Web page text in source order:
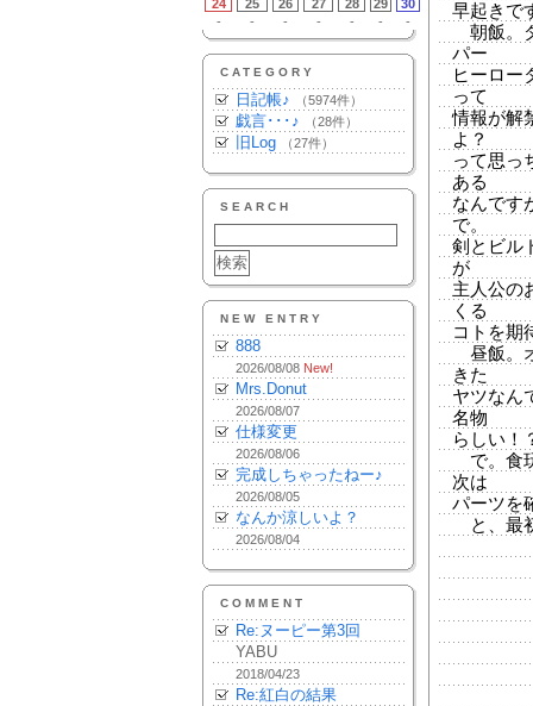
24
25 26 27 28 29
30
-
- - - - - -
CATEGORY
日記帳♪ （5974件）
戯言･･･♪ （28件）
旧Log （27件）
SEARCH
NEW ENTRY
888
2026/08/08 New!
Mrs.Donut
2026/08/07
仕様変更
2026/08/06
完成しちゃったねー♪
2026/08/05
なんか涼しいよ？
2026/08/04
COMMENT
Re:ヌーピー第3回
YABU
2018/04/23
Re:紅白の結果
早起きで
朝飯。
パー
ヒーロー
って
情報が解
よ？
って思っ
ある
なんです
で。
剣とビル
が
主人公の
くる
コトを期
昼飯。
きた
ヤツなん
名物
らしい！
で。食
次は
パーツを
と、最